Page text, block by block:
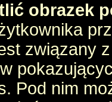
obrazek
związany
Pod nim